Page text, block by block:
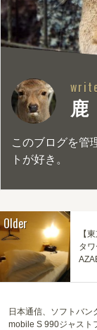
鹿
このブログを管
トが好き。
Older
【
タ
日本通信、ソフトバ
mobile S 990ジャスト